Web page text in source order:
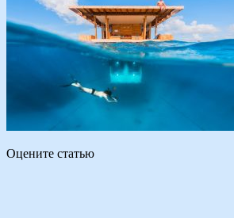
Оцените статью